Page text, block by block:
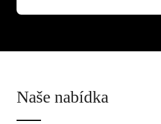
Naše nabídka